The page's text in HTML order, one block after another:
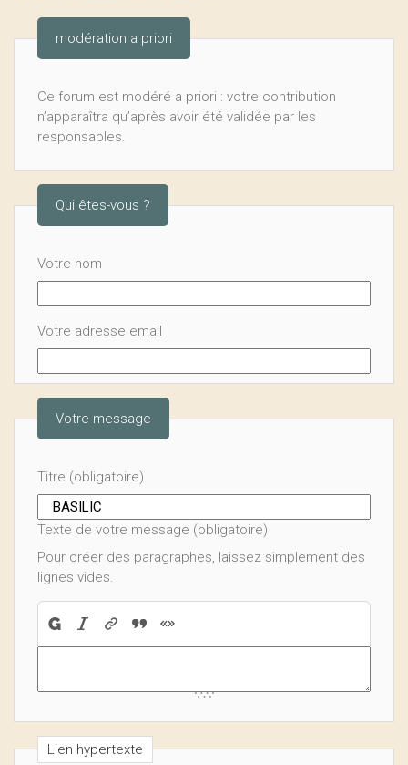
modération a priori
Ce forum est modéré a priori : votre contribution
n’apparaîtra qu’après avoir été validée par les
responsables.
Qui êtes-vous ?
Votre nom
Votre adresse email
Votre message
Titre (obligatoire)
Texte de votre message (obligatoire)
Pour créer des paragraphes, laissez simplement des
lignes vides.
Lien hypertexte